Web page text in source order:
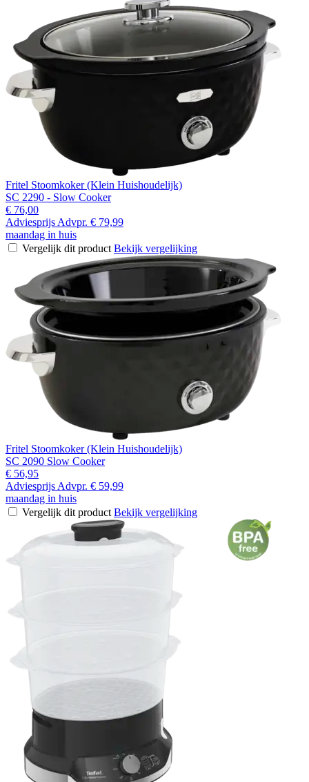
Fritel Stoomkoker (Klein Huishoudelijk)
SC 2290 - Slow Cooker
€ 76,00
Adviesprijs Advpr. € 79,99
maandag in huis
Vergelijk dit product Bekijk vergelijking
Fritel Stoomkoker (Klein Huishoudelijk)
SC 2090 Slow Cooker
€ 56,95
Adviesprijs Advpr. € 59,99
maandag in huis
Vergelijk dit product Bekijk vergelijking